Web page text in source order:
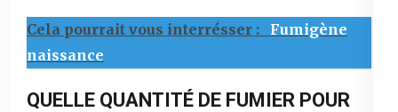
Cela pourrait vous interrésser :
Fumigène
naissance
QUELLE QUANTITÉ DE FUMIER POUR